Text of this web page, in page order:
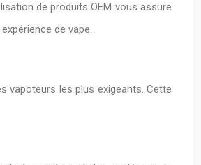
de produits OEM vous assure
de vape.
vapoteurs les plus exigeants. Cette